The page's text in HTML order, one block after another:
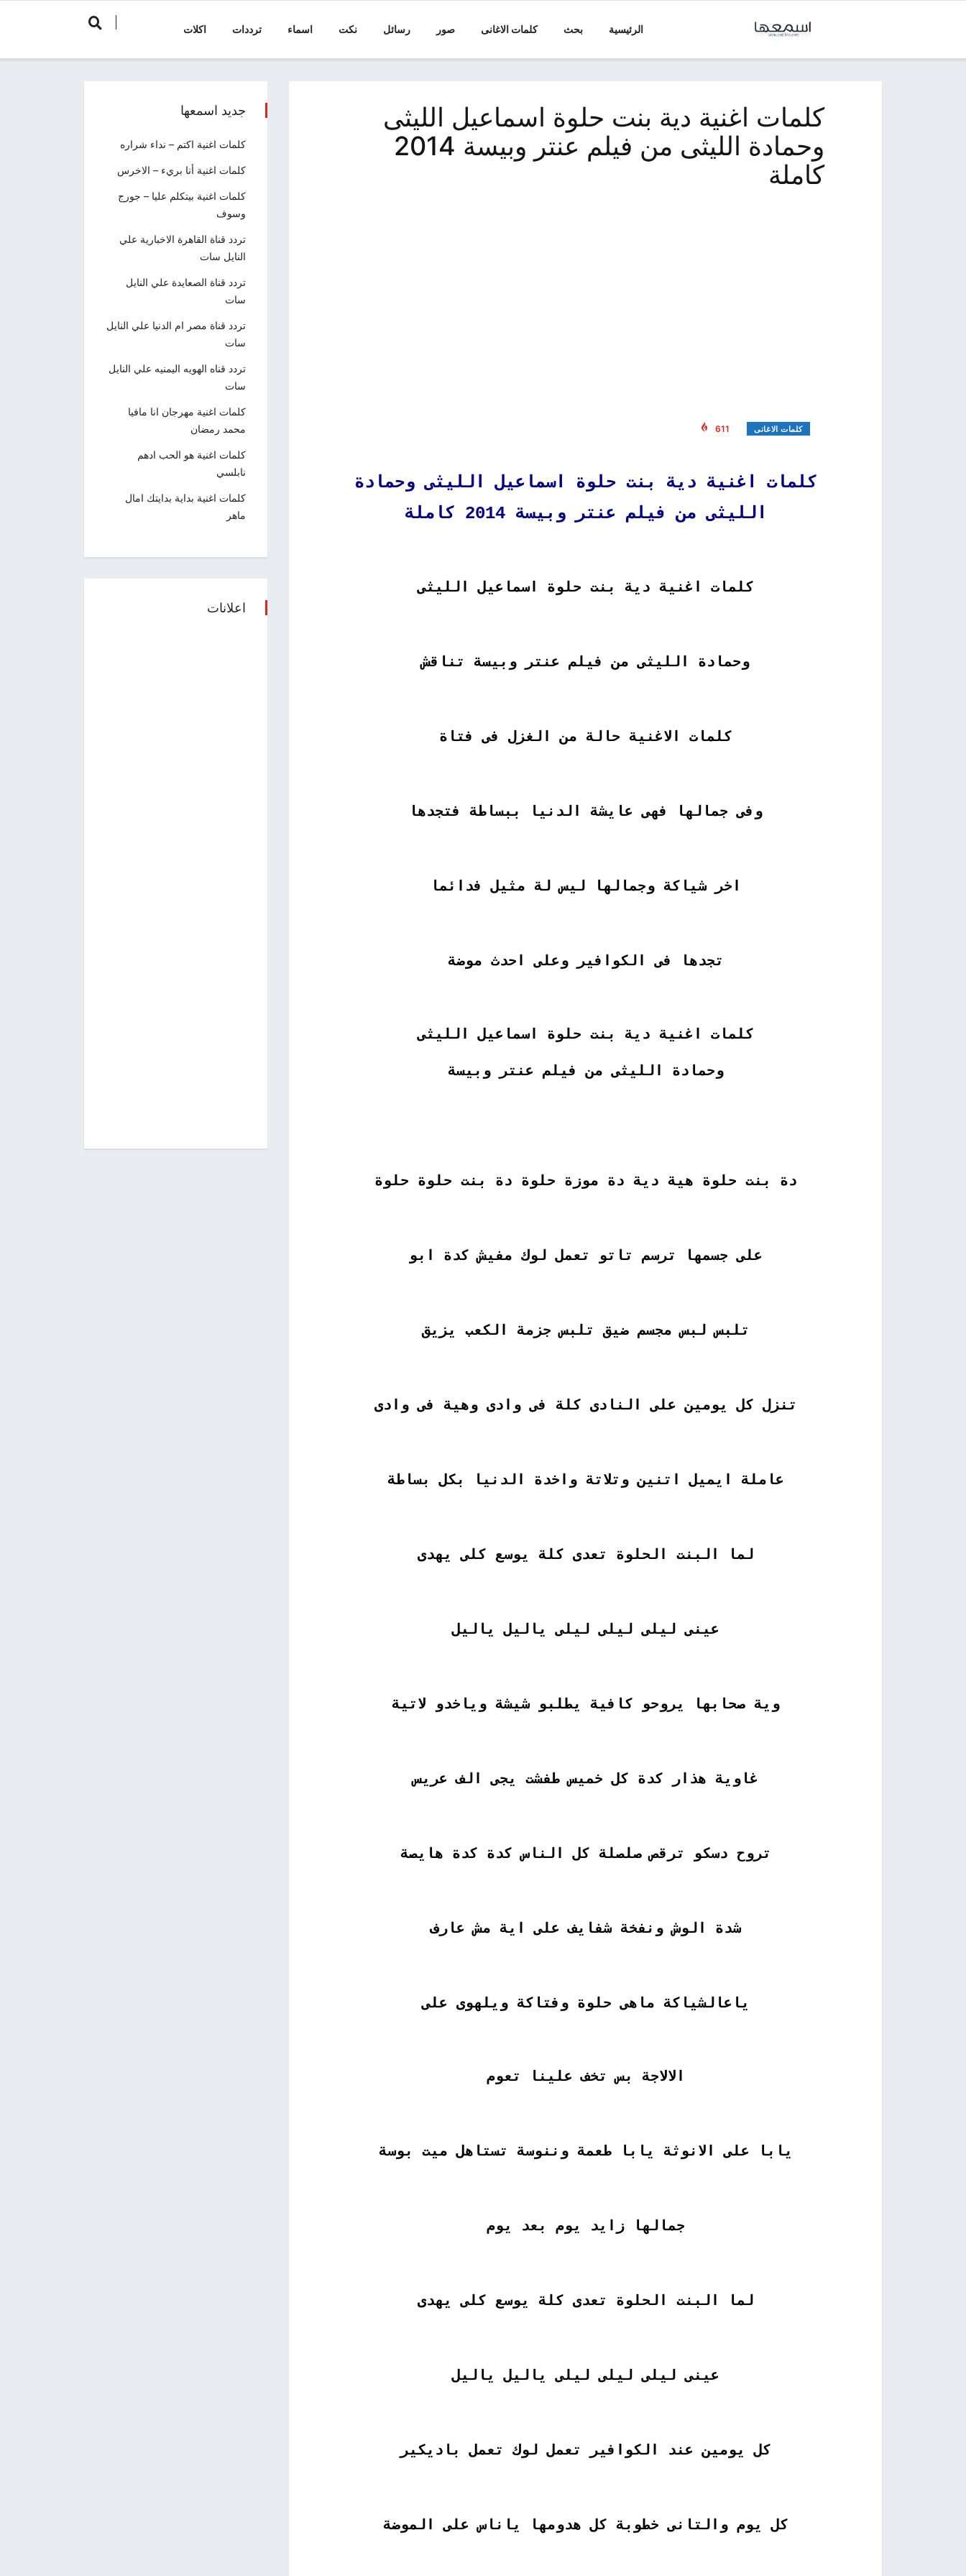
الرئيسية بحث كلمات الاغانى صور رسائل نكت اسماء ترددات اكلات
كلمات اغنية دية بنت حلوة اسماعيل الليثى
وحمادة الليثى من فيلم عنتر وبيسة 2014
كاملة
كلمات الاغانى 611
كلمات اغنية دية بنت حلوة اسماعيل الليثى وحمادة
الليثى من فيلم عنتر وبيسة 2014 كاملة
كلمات اغنية دية بنت حلوة اسماعيل الليثى
وحمادة الليثى من فيلم عنتر وبيسة تناقش
كلمات الاغنية حالة من الغزل فى فتاة
وفى جمالها فهى عايشة الدنيا ببساطة فتجدها
اخر شياكة وجمالها ليس لة مثيل فدائما
تجدها فى الكوافير وعلى احدث موضة
كلمات اغنية دية بنت حلوة اسماعيل الليثى
وحمادة الليثى من فيلم عنتر وبيسة
دة بنت حلوة هية دية دة موزة حلوة دة بنت حلوة حلوة
على جسمها ترسم تاتو تعمل لوك مفيش كدة ابو
تلبس لبس مجسم ضيق تلبس جزمة الكعب يزيق
تنزل كل يومين على النادى كلة فى وادى وهية فى وادى
عاملة ايميل اتنين وتلاتة واخدة الدنيا بكل بساطة
لما البنت الحلوة تعدى كلة يوسع كلى يهدى
عينى ليلى ليلى ليلى ياليل ياليل
وية صحابها يروحو كافية يطلبو شيشة وياخدو لاتية
غاوية هذار كدة كل خميس طفشت يجى الف عريس
تروح دسكو ترقص صلصلة كل الناس كدة كدة هايصة
شدة الوش ونفخة شفايف على اية مش عارف
ياعالشياكة ماهى حلوة وفتاكة ويلهوى على
الالاجة بس تخف علينا تعوم
يابا على الانوثة يابا طعمة وننوسة تستاهل ميت بوسة
جمالها زايد يوم بعد يوم
لما البنت الحلوة تعدى كلة يوسع كلى يهدى
عينى ليلى ليلى ليلى ياليل ياليل
كل يومين عند الكوافير تعمل لوك تعمل باديكير
كل يوم والتانى خطوبة كل هدومها ياناس على الموضة
جديد اسمعها
كلمات اغنية اكتم – نداء شراره
كلمات اغنية أنا بريء – الاخرس
كلمات اغنية بيتكلم عليا – جورج
وسوف
تردد قناة القاهرة الاخبارية علي
النايل سات
تردد قناة الصعايدة علي النايل
سات
تردد قناة مصر ام الدنيا علي النايل
سات
تردد قناه الهويه اليمنيه علي النايل
سات
كلمات اغنية مهرجان انا مافيا
محمد رمضان
كلمات اغنية هو الحب ادهم
نابلسي
كلمات اغنية بداية بدايتك امال
ماهر
اعلانات